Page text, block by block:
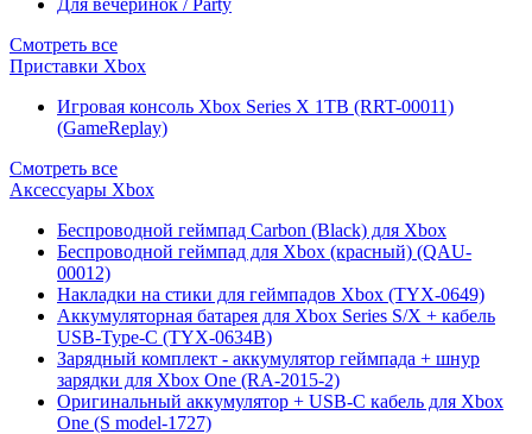
Для вечеринок / Party
Смотреть все
Приставки Xbox
Игровая консоль Xbox Series X 1TB (RRT-00011)
(GameReplay)
Смотреть все
Аксессуары Xbox
Беспроводной геймпад Carbon (Black) для Xbox
Беспроводной геймпад для Xbox (красный) (QAU-
00012)
Накладки на стики для геймпадов Xbox (TYX-0649)
Аккумуляторная батарея для Xbox Series S/X + кабель
USB-Type-C (TYX-0634B)
Зарядный комплект - аккумулятор геймпада + шнур
зарядки для Xbox One (RA-2015-2)
Оригинальный аккумулятор + USB-C кабель для Xbox
One (S model-1727)